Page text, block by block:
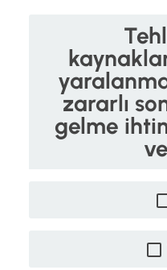
zararlı
gelme